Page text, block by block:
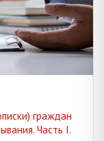
граждан
Часть I.